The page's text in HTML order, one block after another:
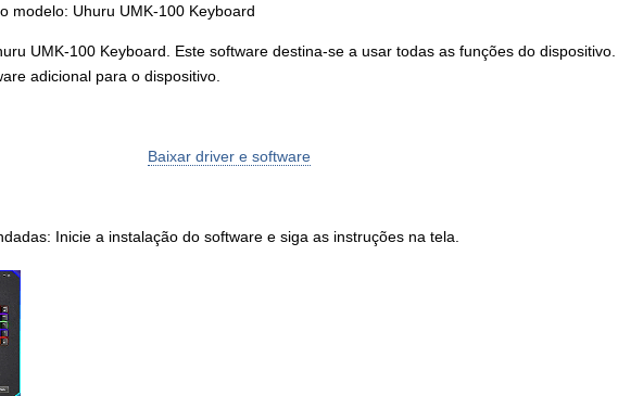
modelo: Uhuru UMK-100 Keyboard
UMK-100 Keyboard. Este software destina-se a usar todas as funções do dispositivo.
adicional para o dispositivo.
Baixar driver e software
Inicie a instalação do software e siga as instruções na tela.